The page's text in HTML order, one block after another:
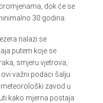
dok će se
30 godina.
nalazi se
putem koje se
smjeru vjetrova,
važni podaci šalju
zavod u
kako mjerna postaja